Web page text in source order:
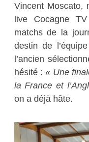
Vincent Moscato,
live Cocagne
matchs de la
destin de
l’ancien
hésité :« Une
la France et
on a déjà hâte.